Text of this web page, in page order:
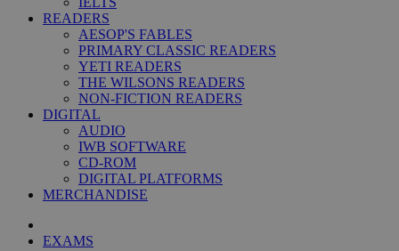
READERS
AESOP'S FABLES
PRIMARY CLASSIC READERS
YETI READERS
THE WILSONS READERS
NON-FICTION READERS
DIGITAL
AUDIO
IWB SOFTWARE
CD-ROM
DIGITAL PLATFORMS
MERCHANDISE
EXAMS